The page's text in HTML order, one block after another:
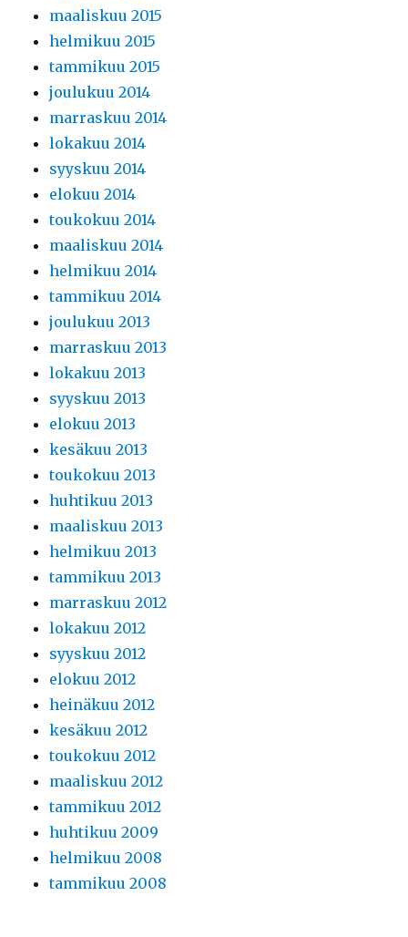
maaliskuu 2015
helmikuu 2015
tammikuu 2015
joulukuu 2014
marraskuu 2014
lokakuu 2014
syyskuu 2014
elokuu 2014
toukokuu 2014
maaliskuu 2014
helmikuu 2014
tammikuu 2014
joulukuu 2013
marraskuu 2013
lokakuu 2013
syyskuu 2013
elokuu 2013
kesäkuu 2013
toukokuu 2013
huhtikuu 2013
maaliskuu 2013
helmikuu 2013
tammikuu 2013
marraskuu 2012
lokakuu 2012
syyskuu 2012
elokuu 2012
heinäkuu 2012
kesäkuu 2012
toukokuu 2012
maaliskuu 2012
tammikuu 2012
huhtikuu 2009
helmikuu 2008
tammikuu 2008